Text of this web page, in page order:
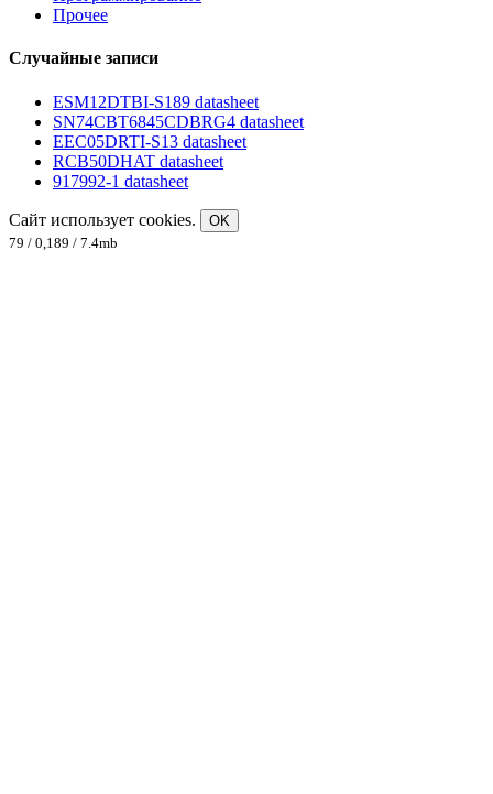
Прочее
Случайные записи
ESM12DTBI-S189 datasheet
SN74CBT6845CDBRG4 datasheet
EEC05DRTI-S13 datasheet
RCB50DHAT datasheet
917992-1 datasheet
Сайт использует cookies.
OK
79 / 0,189 / 7.4mb